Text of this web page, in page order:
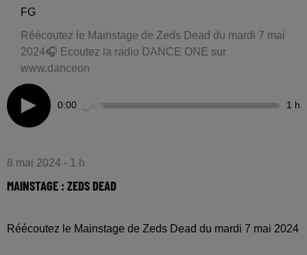
FG
Réécoutez le Mainstage de Zeds Dead du mardi 7 mai
2024🎧 Ecoutez la radio DANCE ONE sur
www.danceon
0:00 1 h
8 mai 2024 - 1 h
MAINSTAGE : ZEDS DEAD
Réécoutez le Mainstage de Zeds Dead du mardi 7 mai 2024